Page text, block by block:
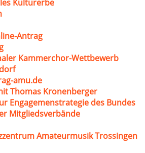
Kulturerbe
Antrag
Kammerchor-Wettbewerb
amu.de
Thomas Kronenberger
Engagemenstrategie des Bundes
Mitgliedsverbände
Amateurmusik Trossingen